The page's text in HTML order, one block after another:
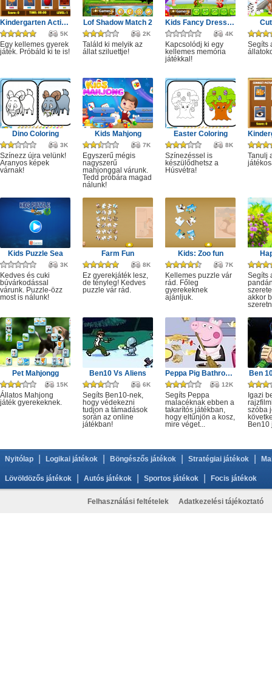
Kindergarten Activity 1
5K
Egy kellemes gyerek
játék. Próbáld ki te is!
Lof Shadow Match 2
2K
Találd ki melyik az
állat sziluettje!
Kids Fancy Dress Memory
4K
Kapcsolódj ki egy
kellemes memória
játékkal!
Segíts
Dino Coloring
3K
Színezz újra velünk!
Aranyos képek
várnak!
Kids Mahjong
7K
Egyszerű mégis
nagyszerű
mahjonggal várunk.
Tedd próbára magad
nálunk!
Easter Coloring
8K
Színezéssel is
készülődhetsz a
Húsvétra!
Tanulj
Kids Puzzle Sea
3K
Kedves és cuki
búvárkodással
várunk. Puzzle-özz
most is nálunk!
Farm Fun
8K
Ez gyerekjáték lesz,
de tényleg! Kedves
puzzle vár rád.
Kids: Zoo fun
7K
Kellemes puzzle vár
rád. Főleg
gyerekeknek
ajánljuk.
Segíts
akkor
Pet Mahjongg
15K
Állatos Mahjong
játék gyerekeknek.
Ben10 Vs Aliens
6K
Segíts Ben10-nek,
hogy védekezni
tudjon a támadások
során az online
játékban!
Peppa Pig Bathroom Cleaning
12K
Segíts Peppa
malacéknak ebben a
takarítós játékban,
hogy eltűnjön a kosz,
mire véget...
Ben
Igazi
szóba
Ben10
Nyitólap Logikai játékok Böngészős játékok Stratégiai játékok
Lövöldözős játékok Autós játékok Sportos játékok Focis játékok
Felhasználási feltételek Adatkezelési tájékoztató